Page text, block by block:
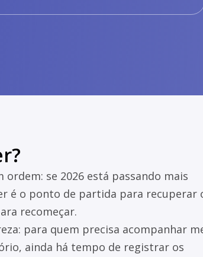
se 2026 está passando mais
é o ponto de partida para recuperar
recomeçar.
para quem precisa acompanhar
ainda há tempo de registrar os